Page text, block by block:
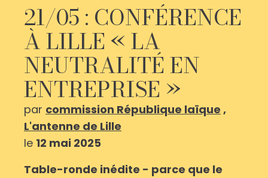
21/05 : CONFÉRENCE
À LILLE « LA
NEUTRALITÉ EN
ENTREPRISE »
par commission République laïque ,
L'antenne de Lille
le 12 mai 2025
Table-ronde inédite - parce que le